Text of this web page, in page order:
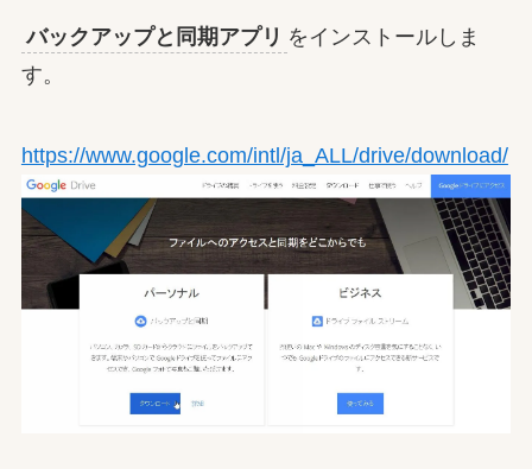
バックアップと同期アプリ をインストールしま
す。
https://www.google.com/intl/ja_ALL/drive/download/